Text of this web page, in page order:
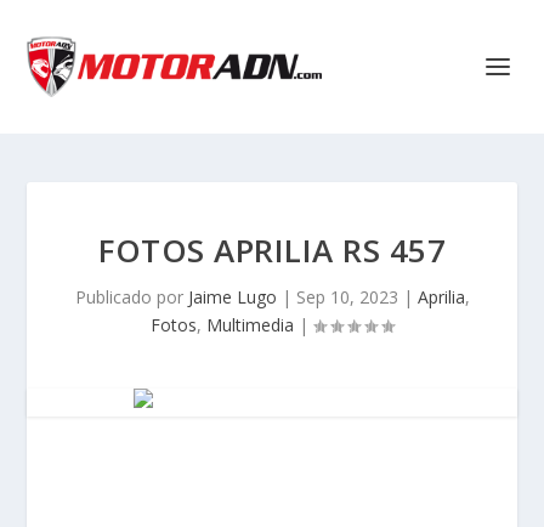
FOTOS APRILIA RS 457
Publicado por Jaime Lugo | Sep 10, 2023 | Aprilia,
Fotos, Multimedia |